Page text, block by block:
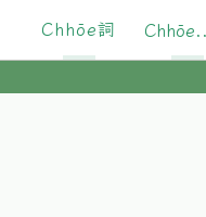
Chhōe詞 Chhōe...